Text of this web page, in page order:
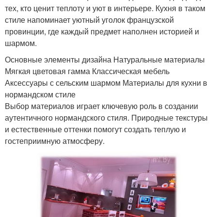
тех, кто ценит теплоту и уют в интерьере. Кухня в таком
стиле напоминает уютный уголок французской
провинции, где каждый предмет наполнен историей и
шармом.
Основные элементы дизайна Натуральные материалы
Мягкая цветовая гамма Классическая мебель
Аксессуары с сельским шармом Материалы для кухни в
нормандском стиле
Выбор материалов играет ключевую роль в создании
аутентичного нормандского стиля. Природные текстуры
и естественные оттенки помогут создать теплую и
гостеприимную атмосферу.